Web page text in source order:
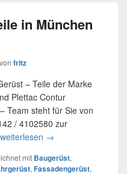
in München
von fritz
– Teile der Marke
Plettac Contur
Team steht für Sie von
/ 4102580 zur
weiterlesen Fassadengerüst –
→
mit Baugerüst,
, Fassadengerüst,